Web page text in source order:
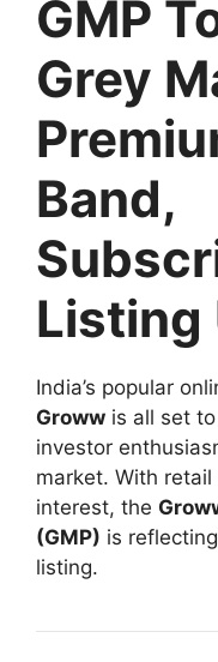
GMP
Grey
Band,
Listing
India’s popular
Groww is all set
investor
market. With
interest, the
(GMP) is
listing.